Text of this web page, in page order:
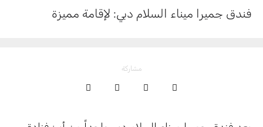
فندق جميرا ميناء السلام دبي: لإقامة مميزة
مشاركة